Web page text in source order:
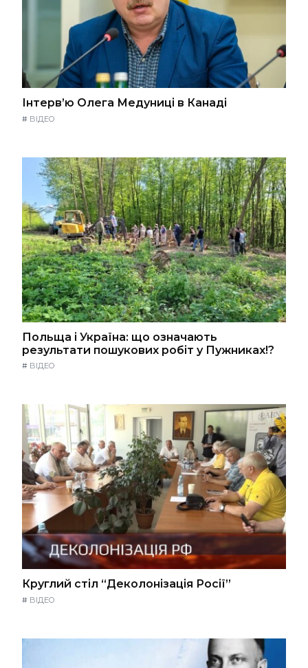
Інтерв’ю Олега Медуниці в Канаді
# ВІДЕО
Польща і Україна: що означають
результати пошукових робіт у Пужниках!?
# ВІДЕО
Круглий стіл “Деколонізація Росії”
# ВІДЕО